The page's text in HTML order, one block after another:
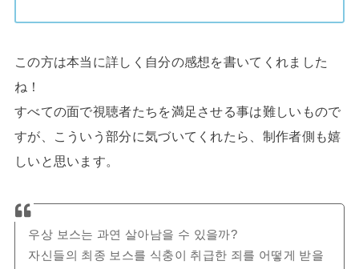
この方は本当に詳しく自分の感想を書いてくれました
ね！
すべての面で視聴者たちを満足させる事は難しいもので
すが、こういう部分に気づいてくれたら、制作者側も嬉
しいと思います。
우상 보스는 과연 살아남을 수 있을까?
자신들의 최종 보스를 식충이 취급한 죄를 어떻게 받을